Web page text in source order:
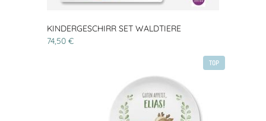
KINDERGESCHIRR SET WALDTIERE
74,50 €
TOP